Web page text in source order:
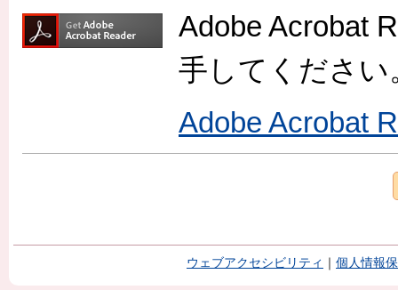
Adobe Acrobat
手してください
Adobe Acrobat
ウェブアクセシビリティ 個人情報